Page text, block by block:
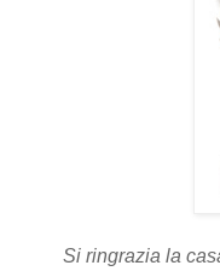
Si ringrazia la